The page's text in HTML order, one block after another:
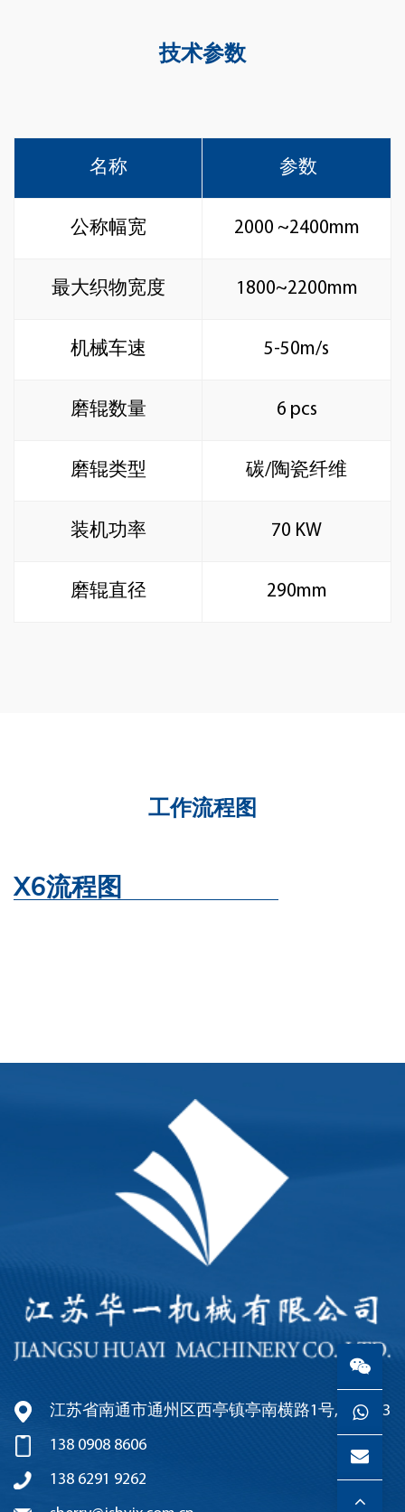
技术参数
名称 参数
公称幅宽 2000 ~2400mm
最大织物宽度 1800~2200mm
机械车速 5-50m/s
磨辊数量 6 pcs
磨辊类型 碳/陶瓷纤维
装机功率 70 KW
磨辊直径 290mm
工作流程图
X6流程图
江苏省南通市通州区西亭镇亭南横路1号, 226003
138 0908 8606
138 6291 9262